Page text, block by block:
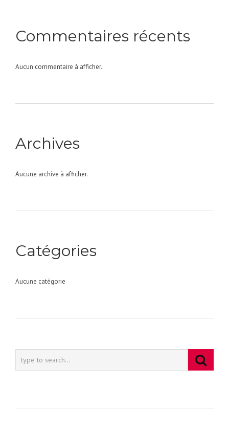
Commentaires récents
Aucun commentaire à afficher.
Archives
Aucune archive à afficher.
Catégories
Aucune catégorie